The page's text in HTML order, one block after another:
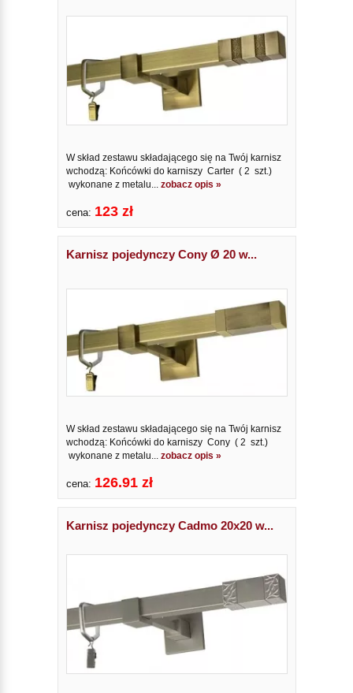
W skład zestawu składającego się na Twój karnisz
wchodzą: Końcówki do karniszy Carter ( 2 szt.)
wykonane z metalu... zobacz opis »
cena: 123 zł
Karnisz pojedynczy Cony Ø 20 w...
W skład zestawu składającego się na Twój karnisz
wchodzą: Końcówki do karniszy Cony ( 2 szt.)
wykonane z metalu... zobacz opis »
cena: 126.91 zł
Karnisz pojedynczy Cadmo 20x20 w...